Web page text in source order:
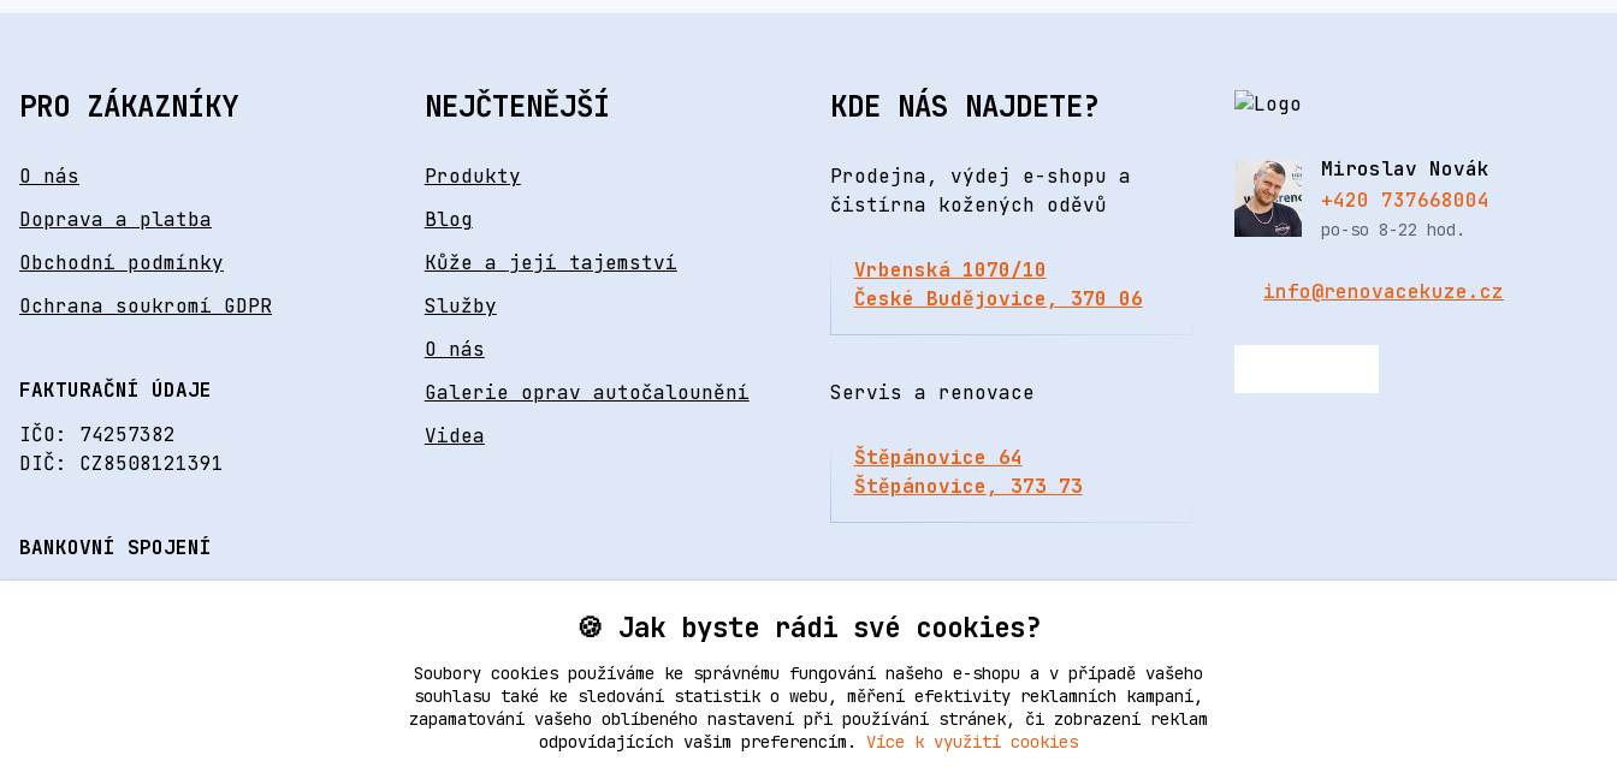
PRO ZÁKAZNÍKY
O nás
Doprava a platba
Obchodní podmínky
Ochrana soukromí GDPR
FAKTURAČNÍ ÚDAJE
IČO: 74257382
DIČ: CZ8508121391
BANKOVNÍ SPOJENÍ
NEJČTENĚJŠÍ
Produkty
Blog
Kůže a její tajemství
Služby
O nás
Galerie oprav autočalounění
Videa
KDE NÁS NAJDETE?
Prodejna, výdej e-shopu a
čistírna kožených oděvů
Vrbenská 1070/10
České Budějovice, 370 06
Servis a renovace
Štěpánovice 64
Štěpánovice, 373 73
Miroslav Novák
+420 737668004
po-so 8-22 hod.
info@renovacekuze.cz
Upravit sběr cookies.
🍪 Jak byste rádi své cookies?
Soubory cookies používáme ke správnému fungování našeho e-shopu a v případě vašeho
souhlasu také ke sledování statistik o webu, měření efektivity reklamních kampaní,
zapamatování vašeho oblíbeného nastavení při používání stránek, či zobrazení reklam
odpovídajících vašim preferencím. Více k využití cookies